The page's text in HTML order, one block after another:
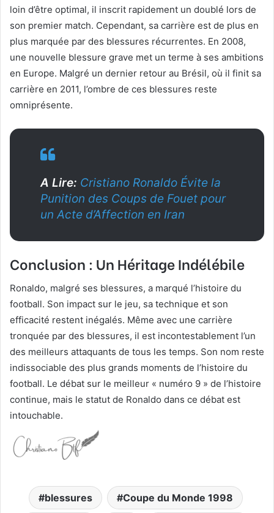
loin d’être optimal, il inscrit rapidement un doublé lors de
son premier match. Cependant, sa carrière est de plus en
plus marquée par des blessures récurrentes. En 2008,
une nouvelle blessure grave met un terme à ses ambitions
en Europe. Malgré un dernier retour au Brésil, où il finit sa
carrière en 2011, l’ombre de ces blessures reste
omniprésente.
A Lire: Cristiano Ronaldo Évite la
Punition des Coups de Fouet pour
un Acte d’Affection en Iran
Conclusion : Un Héritage Indélébile
Ronaldo, malgré ses blessures, a marqué l’histoire du
football. Son impact sur le jeu, sa technique et son
efficacité restent inégalés. Même avec une carrière
tronquée par des blessures, il est incontestablement l’un
des meilleurs attaquants de tous les temps. Son nom reste
indissociable des plus grands moments de l’histoire du
football. Le débat sur le meilleur « numéro 9 » de l’histoire
continue, mais le statut de Ronaldo dans ce débat est
intouchable.
blessures Coupe du Monde 1998